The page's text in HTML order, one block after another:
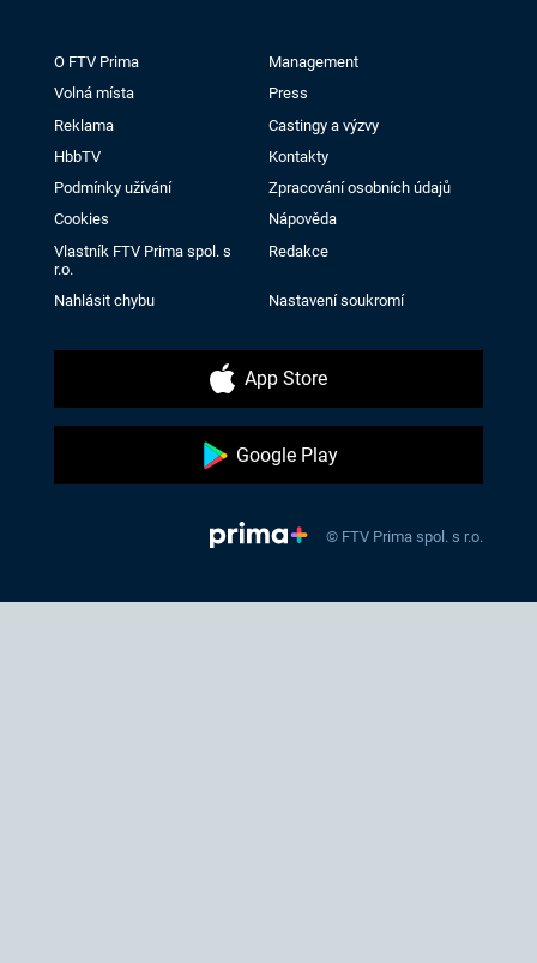
O FTV Prima
Management
Volná místa
Press
Reklama
Castingy a výzvy
HbbTV
Kontakty
Podmínky užívání
Zpracování osobních údajů
Cookies
Nápověda
Vlastník FTV Prima spol. s
r.o.
Redakce
Nahlásit chybu Nastavení soukromí
App Store
Google Play
© FTV Prima spol. s r.o.